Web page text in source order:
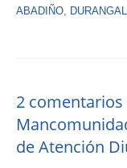
ABADIÑO
2 comentarios
de Atención